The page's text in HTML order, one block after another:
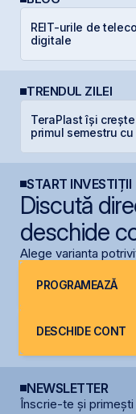
REIT-urile de
digitale
TRENDUL ZILEI
TeraPlast își
primul semestru
START INVESTIȚII
Discută
deschide
Alege varianta
PROGRAMEAZĂ
DESCHIDE CONT
NEWSLETTER
Înscrie-te și